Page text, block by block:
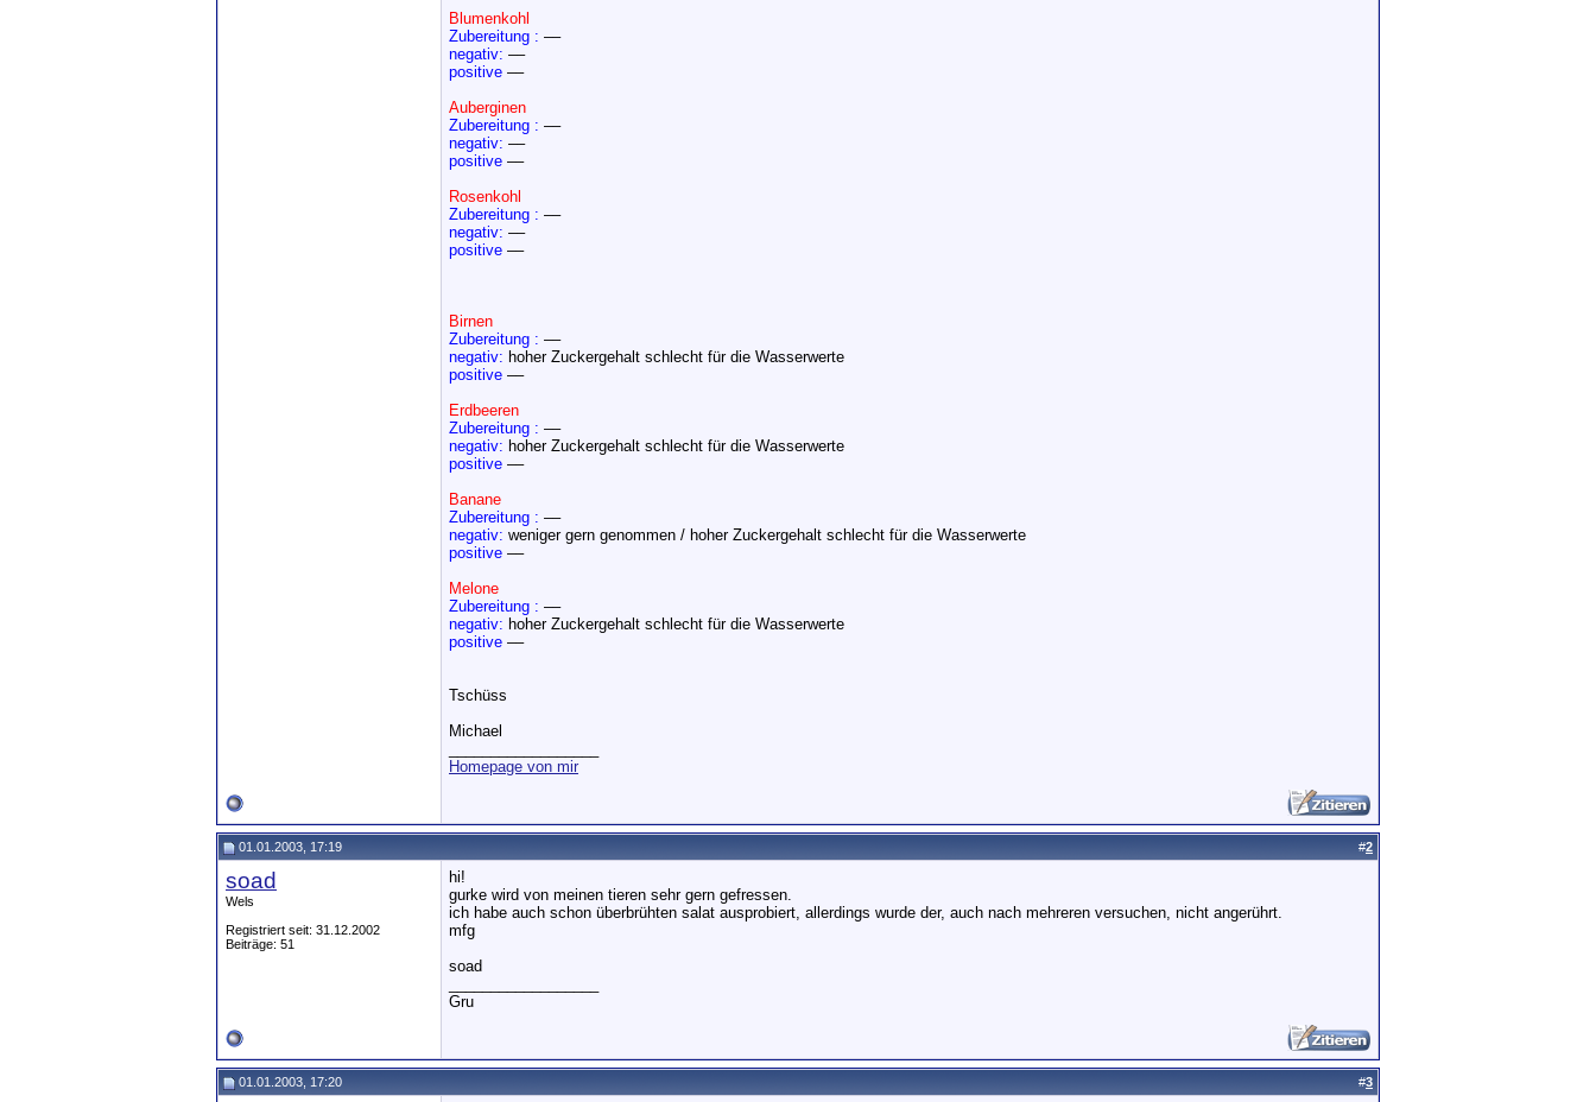
Blumenkohl
Zubereitung : ––
negativ: ––
positive ––
Auberginen
Zubereitung : ––
negativ: ––
positive ––
Rosenkohl
Zubereitung : ––
negativ: ––
positive ––
Birnen
Zubereitung : ––
negativ: hoher Zuckergehalt schlecht für die Wasserwerte
positive ––
Erdbeeren
Zubereitung : ––
negativ: hoher Zuckergehalt schlecht für die Wasserwerte
positive ––
Banane
Zubereitung : ––
negativ: weniger gern genommen / hoher Zuckergehalt schlecht für die Wasserwerte
positive ––
Melone
Zubereitung : ––
negativ: hoher Zuckergehalt schlecht für die Wasserwerte
positive ––
Tschüss
Michael
Homepage von mir
01.01.2003, 17:19 #2
soad
Wels
Registriert seit: 31.12.2002
Beiträge: 51
hi!
gurke wird von meinen tieren sehr gern gefressen.
ich habe auch schon überbrühten salat ausprobiert, allerdings wurde der, auch nach mehreren versuchen, nicht angerührt.
mfg
soad
Gru
01.01.2003, 17:20 #3